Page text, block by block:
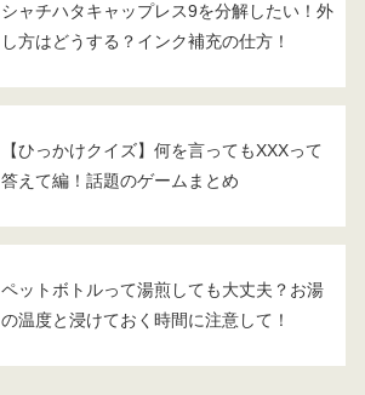
シャチハタキャップレス9を分解したい！外
し方はどうする？インク補充の仕方！
【ひっかけクイズ】何を言ってもXXXって
答えて編！話題のゲームまとめ
ペットボトルって湯煎しても大丈夫？お湯
の温度と浸けておく時間に注意して！